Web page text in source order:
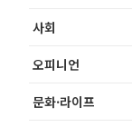
사회
오피니언
문화·라이프